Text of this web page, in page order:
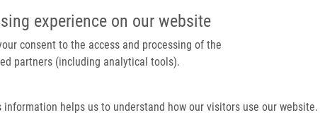
experience on our website
consent to the access and processing of the
partners (including analytical tools).
helps us to understand how our visitors use our website.
IMTM/EATRIS-CZ PORTAL
navigation